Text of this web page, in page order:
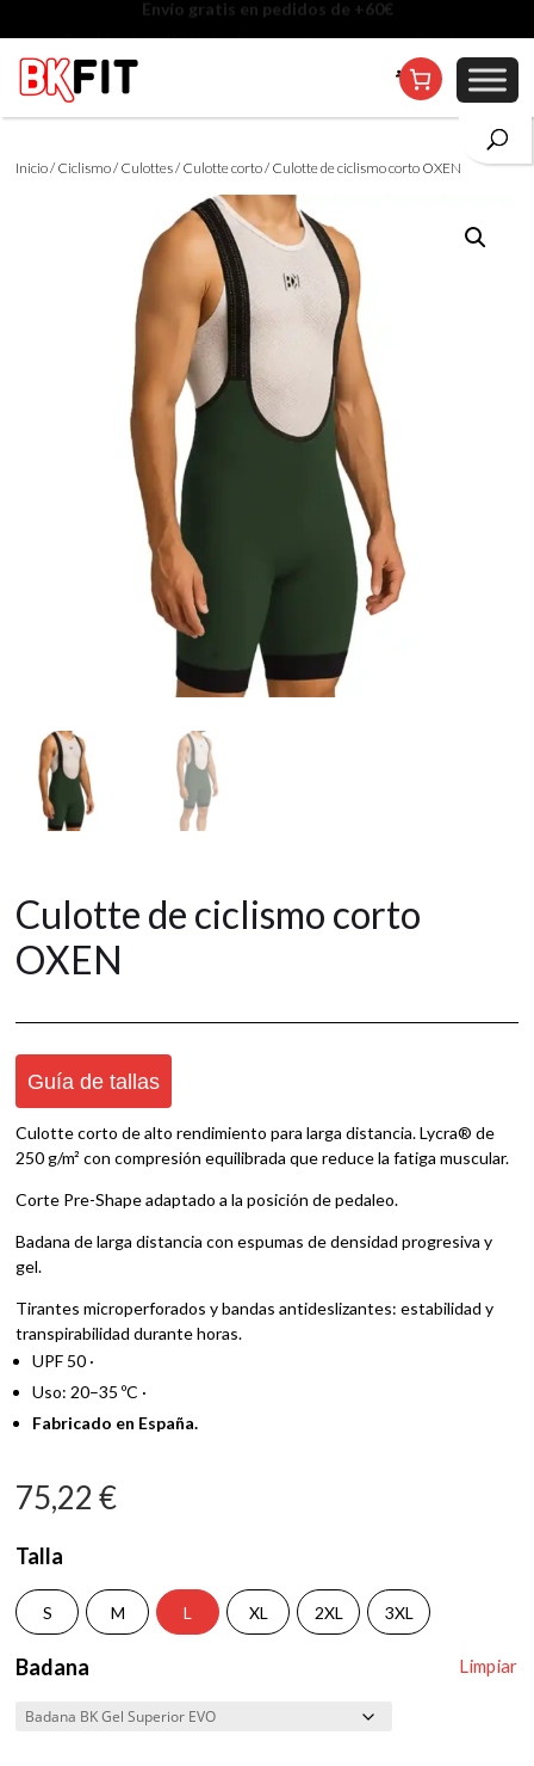
Cambio de talla incluido, excepto en personalizados
Inicio/ Ciclismo/ Culottes/ Culotte corto/ Culotte de ciclismo corto OXEN
Culotte de ciclismo corto
OXEN
Culotte corto de alto rendimiento para larga distancia. Lycra® de
250 g/m² con compresión equilibrada que reduce la fatiga muscular.
Corte Pre-Shape adaptado a la posición de pedaleo.
Badana de larga distancia con espumas de densidad progresiva y
gel.
Tirantes microperforados y bandas antideslizantes: estabilidad y
transpirabilidad durante horas.
UPF 50 ·
Uso: 20–35 ºC ·
Fabricado en España.
75,22€
Talla
S M L XL 2XL 3XL
Badana Limpiar
Guía de tallas